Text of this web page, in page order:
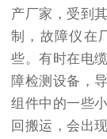
产厂家，受到
制，故障仪在
些。有时在电
障检测设备，
组件中的一些
回搬运，会出